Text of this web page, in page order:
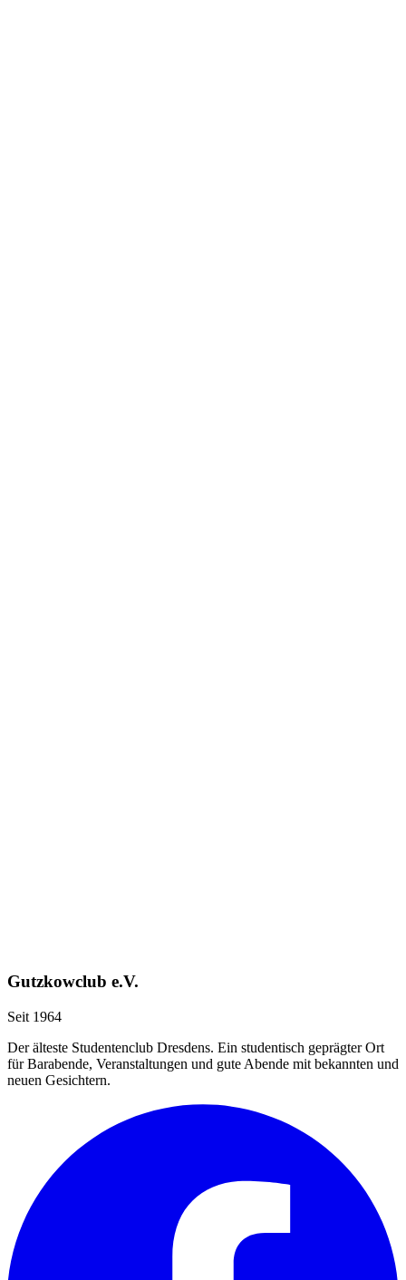
Gutzkowclub e.V.
Seit 1964
Der älteste Studentenclub Dresdens. Ein studentisch geprägter Ort
für Barabende, Veranstaltungen und gute Abende mit bekannten und
neuen Gesichtern.